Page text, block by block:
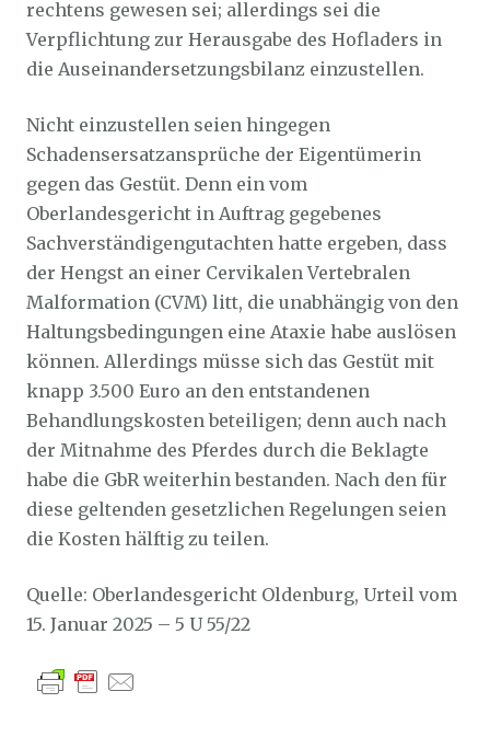
rechtens gewesen sei; allerdings sei die
Verpflichtung zur Herausgabe des Hofladers in
die Auseinandersetzungsbilanz einzustellen.
Nicht einzustellen seien hingegen
Schadensersatzansprüche der Eigentümerin
gegen das Gestüt. Denn ein vom
Oberlandesgericht in Auftrag gegebenes
Sachverständigengutachten hatte ergeben, dass
der Hengst an einer Cervikalen Vertebralen
Malformation (CVM) litt, die unabhängig von den
Haltungsbedingungen eine Ataxie habe auslösen
können. Allerdings müsse sich das Gestüt mit
knapp 3.500 Euro an den entstandenen
Behandlungskosten beteiligen; denn auch nach
der Mitnahme des Pferdes durch die Beklagte
habe die GbR weiterhin bestanden. Nach den für
diese geltenden gesetzlichen Regelungen seien
die Kosten hälftig zu teilen.
Quelle: Oberlandesgericht Oldenburg, Urteil vom
15. Januar 2025 – 5 U 55/22